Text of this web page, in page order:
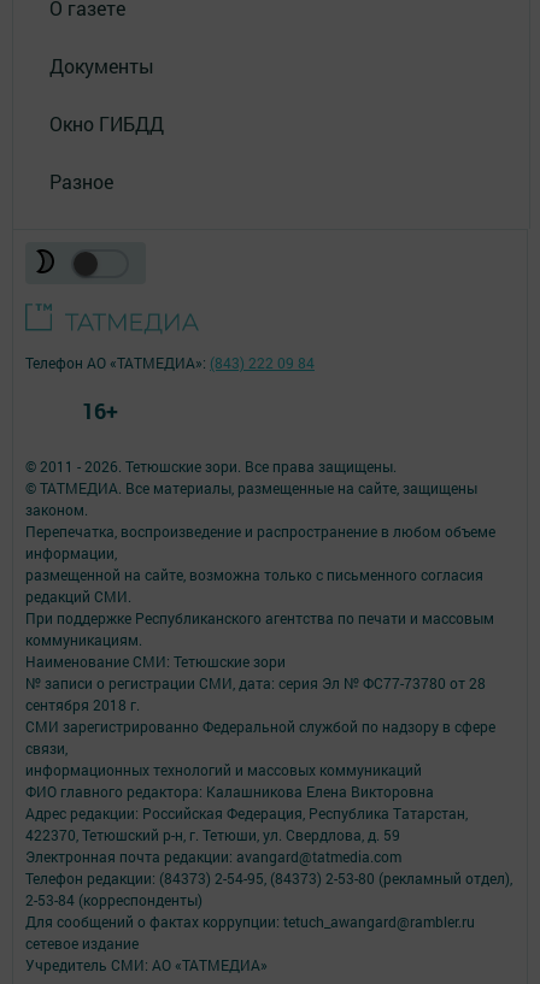
О газете
Документы
Окно ГИБДД
Разное
© 2011 - 2026. Тетюшские зори. Все права защищены.
© ТАТМЕДИА. Все материалы, размещенные на сайте, защищены
законом.
Перепечатка, воспроизведение и распространение в любом объеме
информации,
размещенной на сайте, возможна только с письменного согласия
редакций СМИ.
При поддержке Республиканского агентства по печати и массовым
коммуникациям.
Наименование СМИ: Тетюшские зори
№ записи о регистрации СМИ, дата: серия Эл № ФС77-73780 от 28
сентября 2018 г.
СМИ зарегистрированно Федеральной службой по надзору в сфере
связи,
информационных технологий и массовых коммуникаций
ФИО главного редактора: Калашникова Елена Викторовна
Адрес редакции: Российская Федерация, Республика Татарстан,
422370, Тетюшский р-н, г. Тетюши, ул. Свердлова, д. 59
Электронная почта редакции: avangard@tatmedia.com
Телефон редакции: (84373) 2-54-95, (84373) 2-53-80 (рекламный отдел),
2-53-84 (корреспонденты)
Для сообщений о фактах коррупции: tetuch_awangard@rambler.ru
сетевое издание
Учредитель СМИ: АО «ТАТМЕДИА»
Телефон АО «ТАТМЕДИА»: (843) 222 09 84
16+